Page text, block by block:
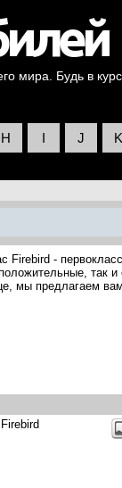
мира. Будь в
H I J K
Firebird -
так и
мы предлагаем